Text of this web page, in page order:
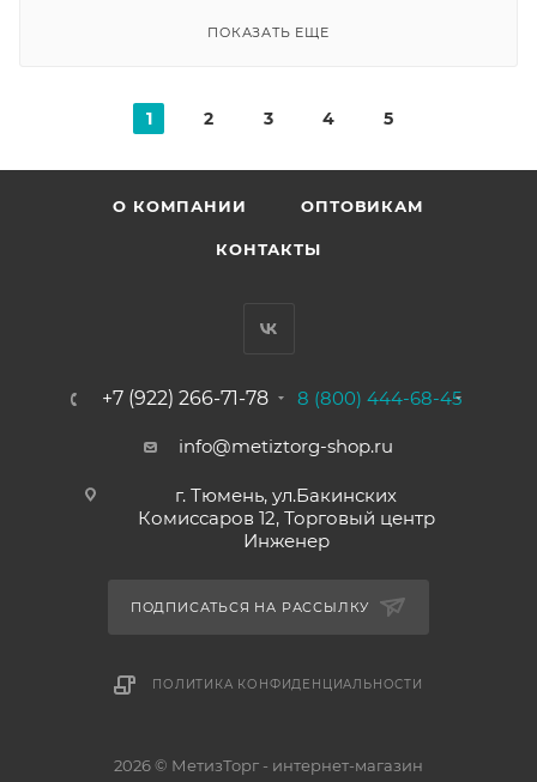
ПОКАЗАТЬ ЕЩЕ
1 2 3 4 5
О КОМПАНИИ ОПТОВИКАМ
КОНТАКТЫ
+7 (922) 266-71-78 8 (800) 444-68-45
info@metiztorg-shop.ru
г. Тюмень, ул.Бакинских
Комиссаров 12, Торговый центр
Инженер
ПОДПИСАТЬСЯ НА РАССЫЛКУ
ПОЛИТИКА КОНФИДЕНЦИАЛЬНОСТИ
2026 © МетизТорг - интернет-магазин